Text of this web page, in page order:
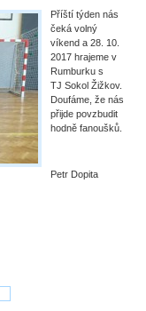
Příští týden nás
čeká volný
víkend a 28. 10.
2017 hrajeme v
Rumburku s
TJ Sokol Žižkov.
Doufáme, že nás
přijde povzbudit
hodně fanoušků.
Petr Dopita